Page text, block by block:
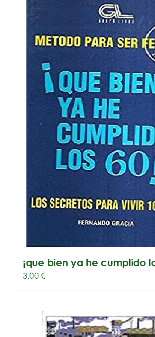
¡que bien ya he cumplido
3,00€